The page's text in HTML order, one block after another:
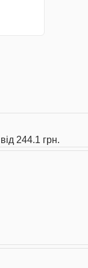
244.1 грн.